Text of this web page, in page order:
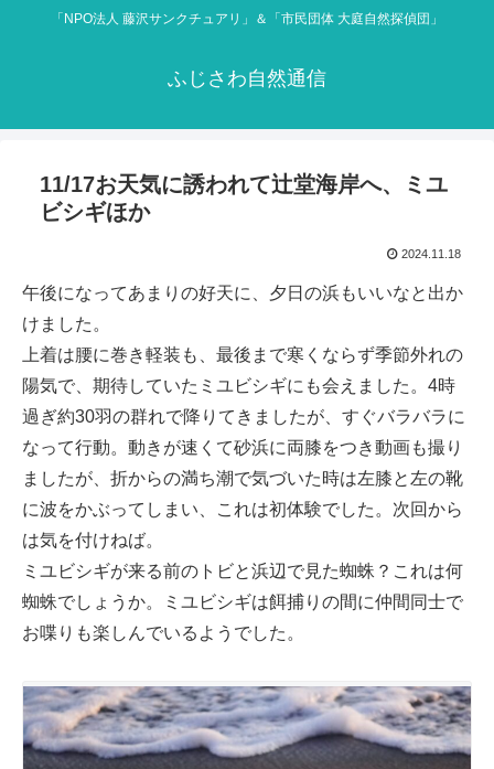
「NPO法人 藤沢サンクチュアリ」＆「市民団体 大庭自然探偵団」
ふじさわ自然通信
11/17お天気に誘われて辻堂海岸へ、ミユ
ビシギほか
2024.11.18
午後になってあまりの好天に、夕日の浜もいいなと出か
けました。
上着は腰に巻き軽装も、最後まで寒くならず季節外れの
陽気で、期待していたミユビシギにも会えました。4時
過ぎ約30羽の群れで降りてきましたが、すぐバラバラに
なって行動。動きが速くて砂浜に両膝をつき動画も撮り
ましたが、折からの満ち潮で気づいた時は左膝と左の靴
に波をかぶってしまい、これは初体験でした。次回から
は気を付けねば。
ミユビシギが来る前のトビと浜辺で見た蜘蛛？これは何
蜘蛛でしょうか。ミユビシギは餌捕りの間に仲間同士で
お喋りも楽しんでいるようでした。